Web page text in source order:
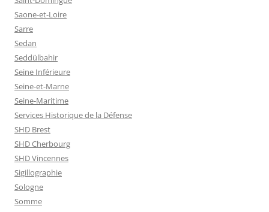
Saone-et-Loire
Sarre
Sedan
Seddülbahir
Seine Inférieure
Seine-et-Marne
Seine-Maritime
Services Historique de la Défense
SHD Brest
SHD Cherbourg
SHD Vincennes
Sigillographie
Sologne
Somme